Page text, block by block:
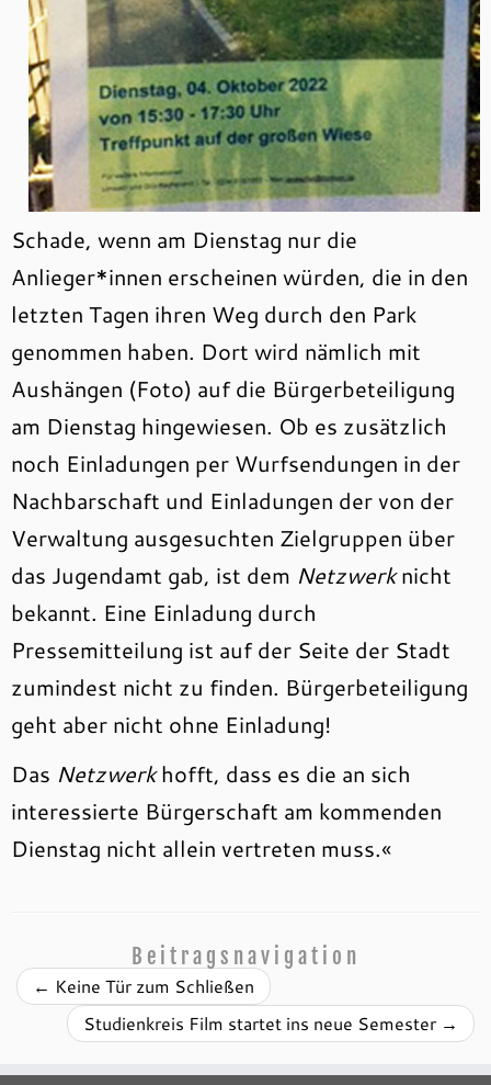
Schade, wenn am Dienstag nur die
Anlieger*innen erscheinen würden, die in den
letzten Tagen ihren Weg durch den Park
genommen haben. Dort wird nämlich mit
Aushängen (Foto) auf die Bürgerbeteiligung
am Dienstag hingewiesen. Ob es zusätzlich
noch Einladungen per Wurfsendungen in der
Nachbarschaft und Einladungen der von der
Verwaltung ausgesuchten Zielgruppen über
das Jugendamt gab, ist dem Netzwerknicht
bekannt. Eine Einladung durch
Pressemitteilung ist auf der Seite der Stadt
zumindest nicht zu finden. Bürgerbeteiligung
geht aber nicht ohne Einladung!
Das Netzwerkhofft, dass es die an sich
interessierte Bürgerschaft am kommenden
Dienstag nicht allein vertreten muss.«
Beitragsnavigation
← Keine Tür zum Schließen
Studienkreis Film startet ins neue Semester →